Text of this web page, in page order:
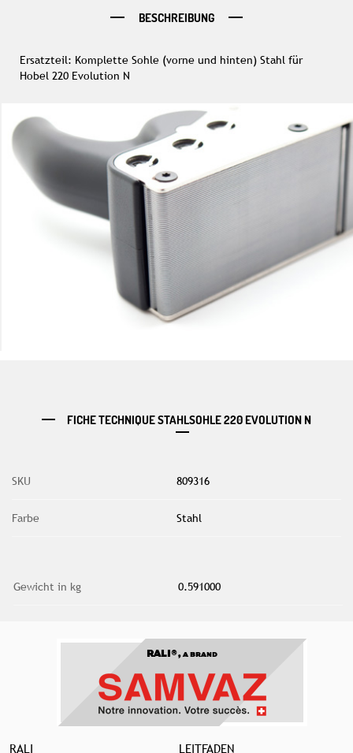
BESCHREIBUNG
Ersatzteil: Komplette Sohle (vorne und hinten) Stahl für
Hobel 220 Evolution N
FICHE TECHNIQUE STAHLSOHLE 220 EVOLUTION N
SKU 809316
Farbe Stahl
Gewicht in kg 0.591000
RALI®, A BRAND
RALI LEITFADEN